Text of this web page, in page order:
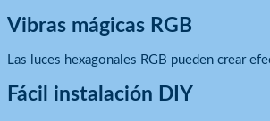
Vibras mágicas RGB
Las luces hexagonales RGB pueden crear
Fácil instalación DIY